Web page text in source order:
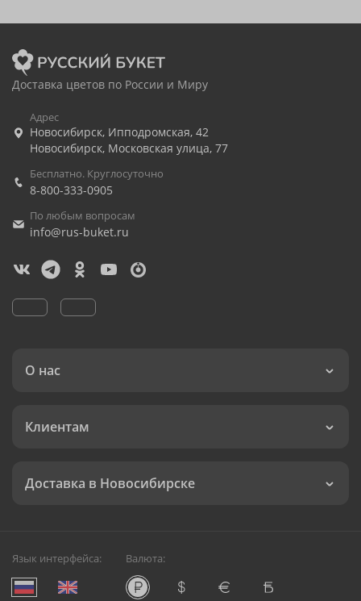
Доставка цветов по России и Миру
Адрес
Новосибирск, Ипподромская, 42
Новосибирск, Московская улица, 77
Бесплатно. Круглосуточно
8-800-333-0905
По любым вопросам
info@rus-buket.ru
О нас
Клиентам
Доставка в Новосибирске
Язык интерфейса: Валюта: